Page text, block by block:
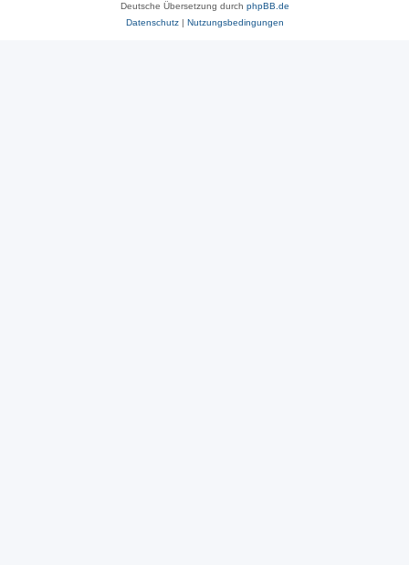
Deutsche Übersetzung durch phpBB.de
Datenschutz| Nutzungsbedingungen